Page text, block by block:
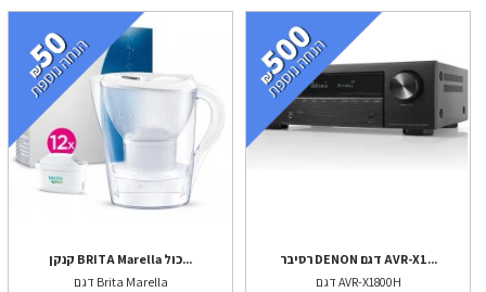
קנקן BRITA Marella כול...
דגם Brita Marella
רסיבר DENON דגם AVR-X1...
דגם AVR-X1800H